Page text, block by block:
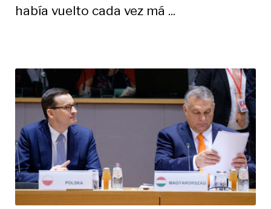
había vuelto cada vez má ...